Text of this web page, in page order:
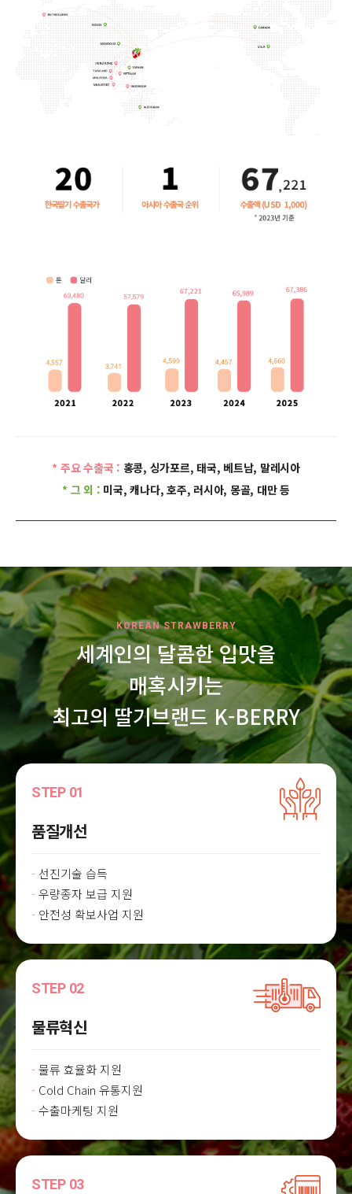
* 주요 수출국 : 홍콩, 싱가포르, 태국, 베트남, 말레시아
* 그 외 : 미국, 캐나다, 호주, 러시아, 몽골, 대만 등
KOREAN STRAWBERRY
세계인의 달콤한 입맛을
매혹시키는
최고의 딸기브랜드 K-BERRY
STEP 01
품질개선
선진기술 습득
우량종자 보급 지원
안전성 확보사업 지원
STEP 02
물류혁신
물류 효율화 지원
Cold Chain 유통지원
수출마케팅 지원
STEP 03